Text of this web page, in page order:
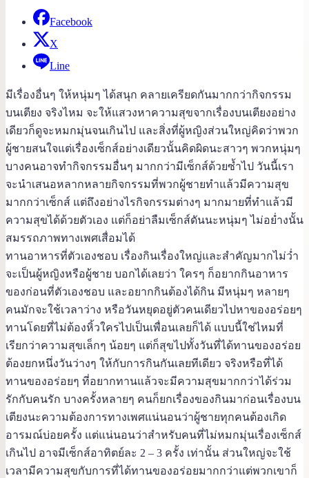
Facebook
X
Line
มีเรื่องอื่นๆ ให้หนุ่มๆ ได้สนุก คลายเครียดกันมากกว่ากิจกรรม
บนเตียง จริงไหม จะให้แสวงหาความสุขจากเรื่องบนเตียงอย่าง
เดียวก็ดูจะหมกมุ่นจนเกินไป และสิ่งที่ผู้หญิงส่วนใหญ่คิดว่าพวก
ผู้ชายสนใจแต่เรื่องเซ็กส์อย่างเดียวนั้นคิดผิดนะสาวๆ พวกหนุ่มๆ
บางคนอาจทำกิจกรรมอื่นๆ มากกว่ามีเซ็กส์ด้วยซ้ำไป วันนี้เรา
จะนำเสนอหลากหลายกิจกรรมที่พวกผู้ชายทำแล้วมีความสุข
มากกว่าเซ็กส์ แต่ถึงอย่างไรกิจกรรมต่างๆ มากมายที่ทำแล้วมี
ความสุขได้ด้วยตัวเอง แต่ก็อย่าลืมเซ็กส์ดันนะหนุ่มๆ ไม่อย่ำงนั้น
สมรรถภาพทางเพศเสื่อมได้
ทานอาหารที่ตัวเองชอบ เรื่องกินเรื่องใหญ่และสำคัญมากไม่ว่ำ
จะเป็นผู้หญิงหรือผู้ชาย บอกได้เลยว่า ใครๆ ก็อยากกินอาหาร
ของก่อนที่ตัวเองชอบ และอยากกินต้องได้กิน มีหนุ่มๆ หลายๆ
คนมักจะใช้เวลาว่าง หรือวันหยุดอยู่ตัวคนเดียวไปหาของอร่อยๆ
ทานโดยที่ไม่ต้องหิ้วใครไปเป็นเพื่อนเลยก็ได้ แบบนี้ใช่ไหมที่
เรียกว่าความสุขเล็กๆ น้อยๆ แต่ก็สุขไปทั้งวันที่ได้ทานของอร่อย
ต้องยกหนึ่งวันว่างๆ ให้กับการกินกันเลยทีเดียว จริงหรือที่ได้
ทานของอร่อยๆ ที่อยากทานแล้วจะมีความสุขมากกว่าได้ร่วม
รักกับคนรัก บางครั้งหลายๆ คนก็ยกเรื่องของกินมาก่อนเรื่องบน
เตียงนะความต้องการทางเพศแน่นอนว่าผู้ชายทุกคนต้องเกิด
อารมณ์บ่อยครั้ง แต่แน่นอนว่าสำหรับคนที่ไม่หมกมุ่นเรื่องเซ็กส์
เกินไป อาจมีเซ็กส์อาทิตย์ละ 2 – 3 ครั้ง เท่านั้น ส่วนใหญ่จะใช้
เวลามีความสุขกับการที่ได้ทานของอร่อยมากกว่าแต่พวกเขาก็